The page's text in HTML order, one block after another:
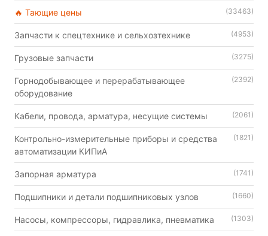
🔥 Тающие цены (33463)
Запчасти к спецтехнике и сельхозтехнике (4953)
Грузовые запчасти (3275)
Горнодобывающее и перерабатывающее
оборудование
(2392)
Кабели, провода, арматура, несущие системы (2061)
Контрольно-измерительные приборы и средства
автоматизации КИПиА
(1821)
Запорная арматура (1741)
Подшипники и детали подшипниковых узлов (1660)
Насосы, компрессоры, гидравлика, пневматика (1303)